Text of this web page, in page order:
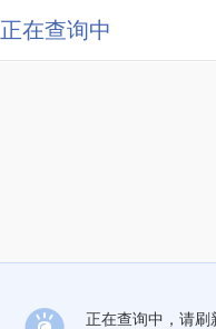
正在查询中
正在查询中，请刷